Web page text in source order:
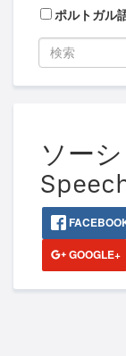
ポルトガル
ソー
GOOGLE+